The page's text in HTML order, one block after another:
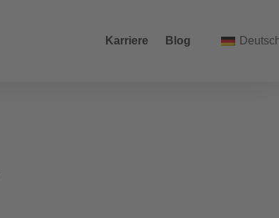
Karriere Blog